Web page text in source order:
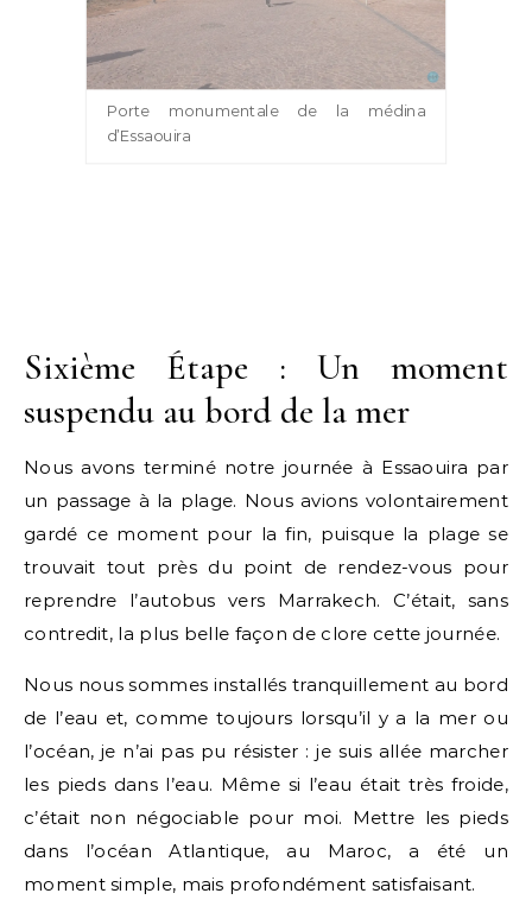
Porte monumentale de la médina
d’Essaouira
Sixième Étape : Un moment
suspendu au bord de la mer
Nous avons terminé notre journée à Essaouira par
un passage à la plage. Nous avions volontairement
gardé ce moment pour la fin, puisque la plage se
trouvait tout près du point de rendez-vous pour
reprendre l’autobus vers Marrakech. C’était, sans
contredit, la plus belle façon de clore cette journée.
Nous nous sommes installés tranquillement au bord
de l’eau et, comme toujours lorsqu’il y a la mer ou
l’océan, je n’ai pas pu résister : je suis allée marcher
les pieds dans l’eau. Même si l’eau était très froide,
c’était non négociable pour moi. Mettre les pieds
dans l’océan Atlantique, au Maroc, a été un
moment simple, mais profondément satisfaisant.